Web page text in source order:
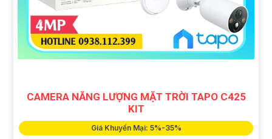
CAMERA NĂNG LƯỢNG MẶT TRỜI TAPO C425
KIT
Giá Khuyến Mại: 5%-35%